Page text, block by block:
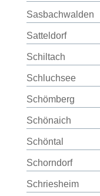
Sasbachwalden
Satteldorf
Schiltach
Schluchsee
Schömberg
Schönaich
Schöntal
Schorndorf
Schriesheim